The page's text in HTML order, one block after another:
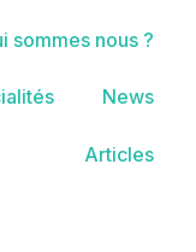
sommes nous ?
News
Articles